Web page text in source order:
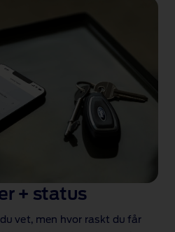
på farten
en ellers god
og bilen din
+ status
vet, men hvor raskt du får